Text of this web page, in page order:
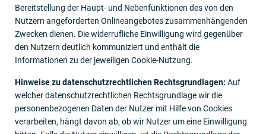
Bereitstellung der Haupt- und Nebenfunktionen des von den
Nutzern angeforderten Onlineangebotes zusammenhängenden
Zwecken dienen. Die widerrufliche Einwilligung wird gegenüber
den Nutzern deutlich kommuniziert und enthält die
Informationen zu der jeweiligen Cookie-Nutzung.
Hinweise zu datenschutzrechtlichen Rechtsgrundlagen: Auf
welcher datenschutzrechtlichen Rechtsgrundlage wir die
personenbezogenen Daten der Nutzer mit Hilfe von Cookies
verarbeiten, hängt davon ab, ob wir Nutzer um eine Einwilligung